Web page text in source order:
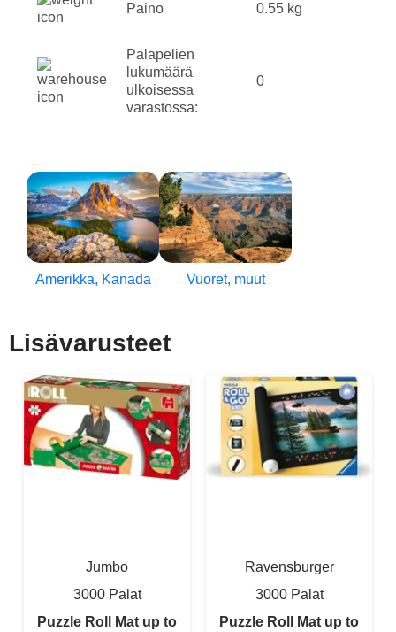
Paino 0.55 kg
Palapelien
lukumäärä
ulkoisessa
varastossa:
0
Amerikka, Kanada Vuoret, muut
Lisävarusteet
Jumbo
3000 Palat
Puzzle Roll Mat up to
Ravensburger
3000 Palat
Puzzle Roll Mat up to